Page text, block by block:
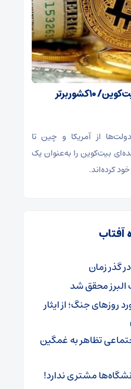
رقابت پنهان دولت‌ها بر سر بیت‌کوین/ ۱۰ کشور برتر
از آمریکا و چین تا
بیت‌کوین را به‌عنوان یک
کرده‌اند.
آفتاب
گذر زمان
روزهای جنگ؛ از ایثار
تظاهر به غمگین